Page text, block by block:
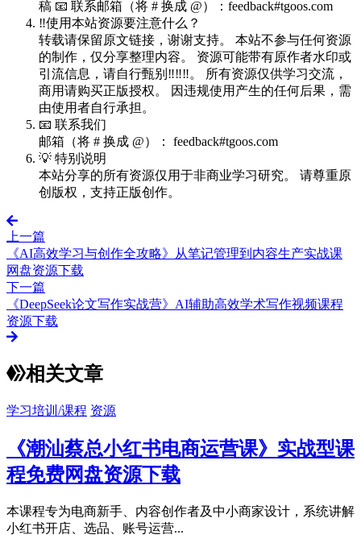
稿 📧 联系邮箱（将 # 换成 @）：feedback#tgoos.com
‼️使用本站资源要注意什么？
转载请保留原文链接，谢谢支持。 本站不参与任何资源
的制作，仅分享整理内容。 资源可能带有原作者水印或
引流信息，请自行甄别‼️‼️‼️。 所有资源仅供学习交流，
商用请购买正版授权。 因违规使用产生的任何后果，需
由使用者自行承担。
📧 联系我们
邮箱（将 # 换成 @）： feedback#tgoos.com
💡 特别说明
本站分享的所有资源仅用于非商业学习研究。 请尊重原
创版权，支持正版创作。
上一篇
《AI高效学习与创作全攻略》从笔记管理到内容生产实战课
网盘资源下载
下一篇
《DeepSeek论文写作实战营》AI辅助高效学术写作视频课程
资源下载
相关文章
学习培训/课程 资源
《潮汕蔡总小红书电商运营课》实战型课
程免费网盘资源下载
本课程专为电商新手、内容创作者及中小商家设计，系统讲解
小红书开店、选品、账号运营...